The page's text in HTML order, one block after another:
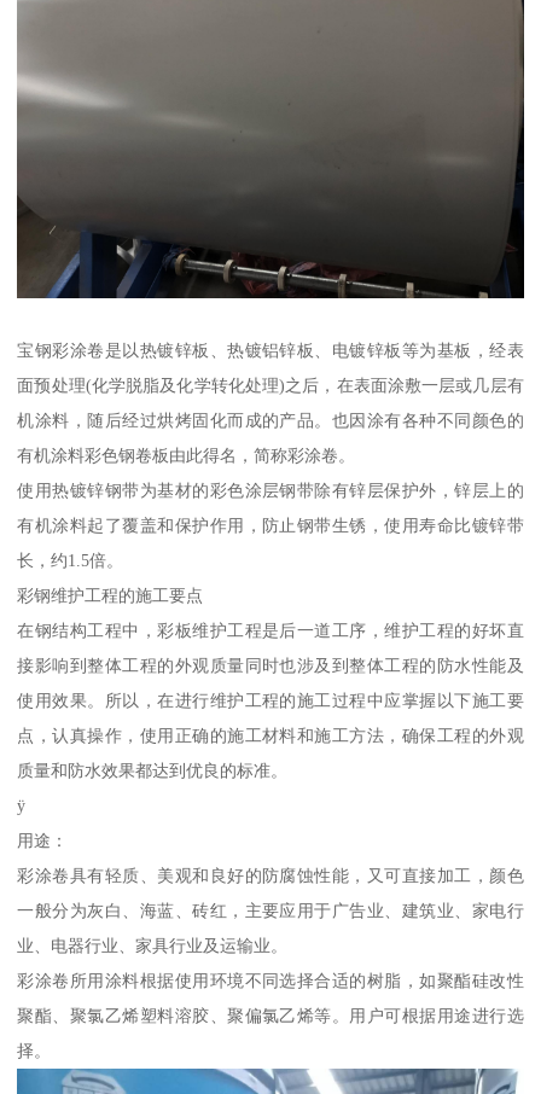
宝钢彩涂卷是以热镀锌板、热镀铝锌板、电镀锌板等为基板，经表
面预处理(化学脱脂及化学转化处理)之后，在表面涂敷一层或几层有
机涂料，随后经过烘烤固化而成的产品。也因涂有各种不同颜色的
有机涂料彩色钢卷板由此得名，简称彩涂卷。
使用热镀锌钢带为基材的彩色涂层钢带除有锌层保护外，锌层上的
有机涂料起了覆盖和保护作用，防止钢带生锈，使用寿命比镀锌带
长，约1.5倍。
彩钢维护工程的施工要点
在钢结构工程中，彩板维护工程是后一道工序，维护工程的好坏直
接影响到整体工程的外观质量同时也涉及到整体工程的防水性能及
使用效果。所以，在进行维护工程的施工过程中应掌握以下施工要
点，认真操作，使用正确的施工材料和施工方法，确保工程的外观
质量和防水效果都达到优良的标准。
ÿ
用途：
彩涂卷具有轻质、美观和良好的防腐蚀性能，又可直接加工，颜色
一般分为灰白、海蓝、砖红，主要应用于广告业、建筑业、家电行
业、电器行业、家具行业及运输业。
彩涂卷所用涂料根据使用环境不同选择合适的树脂，如聚酯硅改性
聚酯、聚氯乙烯塑料溶胶、聚偏氯乙烯等。用户可根据用途进行选
择。